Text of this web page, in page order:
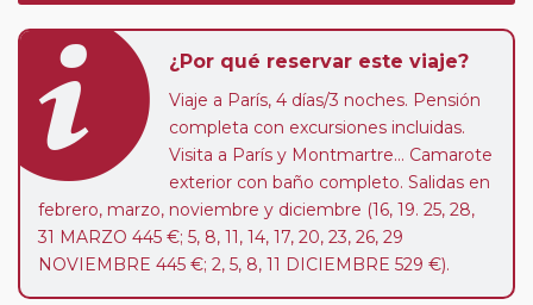
¿Por qué reservar este viaje?
Viaje a París, 4 días/3 noches. Pensión
completa con excursiones incluidas.
Visita a París y Montmartre... Camarote
exterior con baño completo. Salidas en
febrero, marzo, noviembre y diciembre (16, 19. 25, 28,
31 MARZO 445 €; 5, 8, 11, 14, 17, 20, 23, 26, 29
NOVIEMBRE 445 €; 2, 5, 8, 11 DICIEMBRE 529 €).